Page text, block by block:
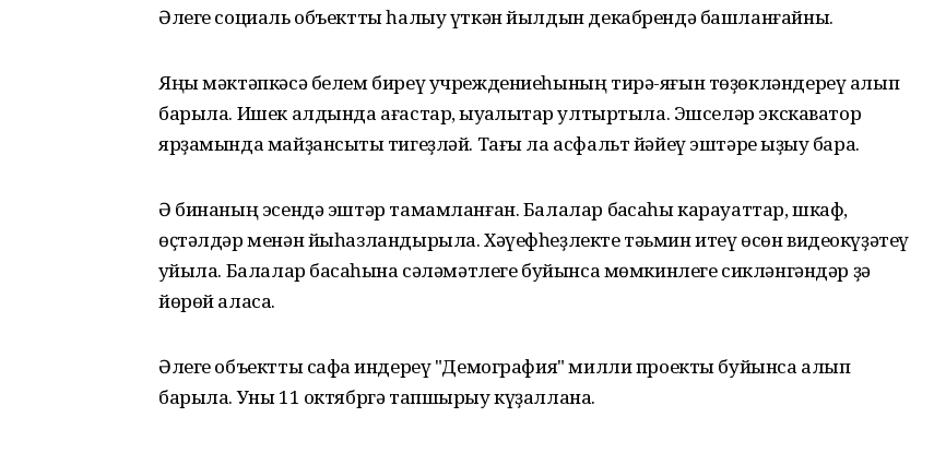
Әлеге социаль объектты һалыу үткән йылдын декабрендә башланғайны.
Яңы мәктәпкәсә белем биреү учреждениеһының тирә-яғын төҙөкләндереү алып
барыла. Ишек алдында ағастар, ҡыуаҡлыҡтар ултыртыла. Эшселәр экскаватор
ярҙамында майҙансыҡты тигеҙләй. Тағы ла асфальт йәйеү эштәре ҡыҙыу бара.
Ә бинаның эсендә эштәр тамамланған. Балалар баҡсаһы карауаттар, шкаф,
өҫтәлдәр менән йыһазландырыла. Хәүефһеҙлекте тәьмин итеү өсөн видеокүҙәтеү
ҡуйыла. Балалар баҡсаһына сәләмәтлеге буйынса мөмкинлеге сикләнгәндәр ҙә
йөрөй аласаҡ.
Әлеге объектты сафҡа индереү "Демография" милли проекты буйынса алып
барыла. Уны 11 октябргә тапшырыу күҙаллана.